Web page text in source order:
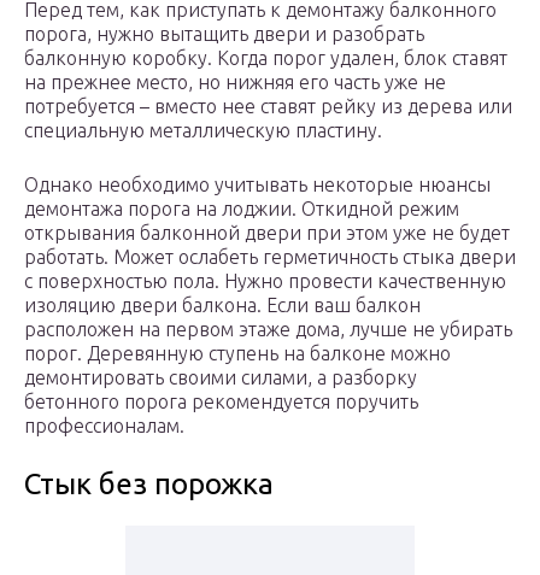
Перед тем, как приступать к демонтажу балконного
порога, нужно вытащить двери и разобрать
балконную коробку. Когда порог удален, блок ставят
на прежнее место, но нижняя его часть уже не
потребуется – вместо нее ставят рейку из дерева или
специальную металлическую пластину.
Однако необходимо учитывать некоторые нюансы
демонтажа порога на лоджии. Откидной режим
открывания балконной двери при этом уже не будет
работать. Может ослабеть герметичность стыка двери
с поверхностью пола. Нужно провести качественную
изоляцию двери балкона. Если ваш балкон
расположен на первом этаже дома, лучше не убирать
порог. Деревянную ступень на балконе можно
демонтировать своими силами, а разборку
бетонного порога рекомендуется поручить
профессионалам.
Стык без порожка